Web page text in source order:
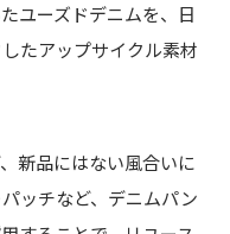
ユーズドデニムを、日
たアップサイクル素材
新品にはない風合いに
ッチなど、デニムパン